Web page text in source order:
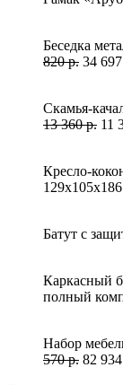
Беседка
820 р. 34
Скамья-
13 360 р. 11
Кресло-
129х105х186
Батут с
Каркасный
полный
Набор
570 р. 82